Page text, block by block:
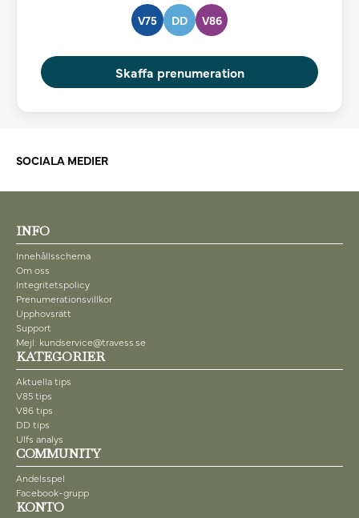
V75 DD V86
Skaffa prenumeration
SOCIALA MEDIER
INFO
Innehållsschema
Om oss
Integritetspolicy
Prenumerationsvillkor
Upphovsrätt
Support
Mejl: kundservice@travess.se
KATEGORIER
Aktuella tips
V85 tips
V86 tips
DD tips
Ulfs analys
COMMUNITY
Andelsspel
Facebook-grupp
KONTO